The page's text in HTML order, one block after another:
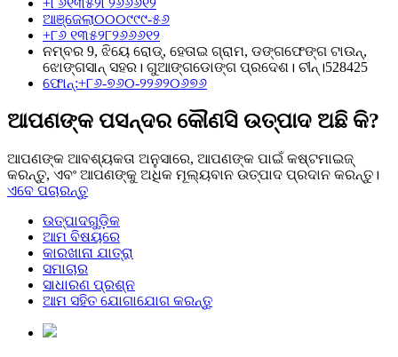
+୮୬୧୩୫୨୮୨୬୬୬୧୨
ଆଞ୍ଜେଲା୦୦୦୯୯୯-୫୬
+୮୬ ୧୩୫୨୮୨୬୬୬୧୨
ନମ୍ବର 9, ଝିୟେ ରୋଡ୍, ହେତାଇ ଗ୍ରାମ, ଡଙ୍ଗଫେଙ୍ଗ ଟାଉନ୍,
ଝୋଙ୍ଗସାନ୍ ସହର। ଗୁଆଙ୍ଗଡୋଙ୍ଗ ପ୍ରଦେଶ। ଚୀନ୍।528425
ଫୋନ୍:+୮୬-୭୬୦-୨୨୬୨୦୬୭୬
ଆପଣଙ୍କ ପସନ୍ଦର କୌଣସି ଉତ୍ପାଦ ଅଛି କି?
ଆପଣଙ୍କ ଆବଶ୍ୟକତା ଅନୁସାରେ, ଆପଣଙ୍କ ପାଇଁ କଷ୍ଟମାଇଜ୍
କରନ୍ତୁ, ଏବଂ ଆପଣଙ୍କୁ ଅଧିକ ମୂଲ୍ୟବାନ ଉତ୍ପାଦ ପ୍ରଦାନ କରନ୍ତୁ।
ଏବେ ପଚାରନ୍ତୁ
ଉତ୍ପାଦଗୁଡ଼ିକ
ଆମ ବିଷୟରେ
କାରଖାନା ଯାତ୍ରା
ସମାଚାର
ସାଧାରଣ ପ୍ରଶ୍ନ
ଆମ ସହିତ ଯୋଗାଯୋଗ କରନ୍ତୁ